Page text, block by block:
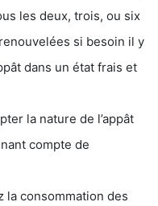
les deux, trois, ou six
si besoin il y
dans un état frais et
la nature de l’appât
compte de
la consommation des